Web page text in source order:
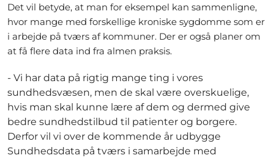
Det vil betyde, at man for eksempel kan sammenligne,
hvor mange med forskellige kroniske sygdomme som er
i arbejde på tværs af kommuner. Der er også planer om
at få flere data ind fra almen praksis.
- Vi har data på rigtig mange ting i vores
sundhedsvæsen, men de skal være overskuelige,
hvis man skal kunne lære af dem og dermed give
bedre sundhedstilbud til patienter og borgere.
Derfor vil vi over de kommende år udbygge
Sundhedsdata på tværs i samarbejde med